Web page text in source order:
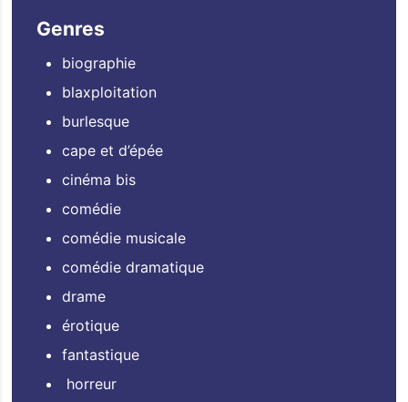
Genres
biographie
blaxploitation
burlesque
cape et d’épée
cinéma bis
comédie
comédie musicale
comédie dramatique
drame
érotique
fantastique
horreur